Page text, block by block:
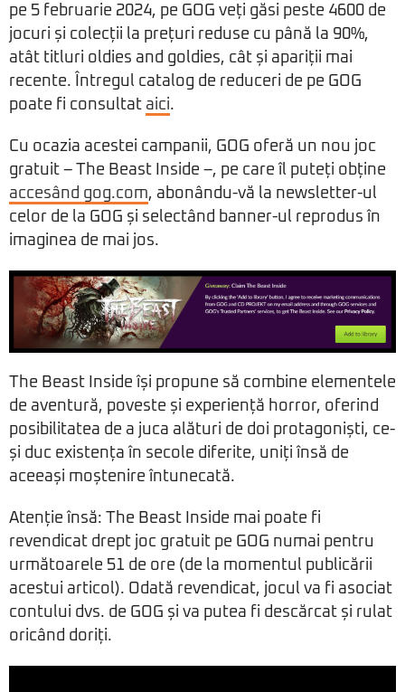
pe 5 februarie 2024, pe GOG veți găsi peste 4600 de
jocuri și colecții la prețuri reduse cu până la 90%,
atât titluri oldies and goldies, cât și apariții mai
recente. Întregul catalog de reduceri de pe GOG
poate fi consultat aici.
Cu ocazia acestei campanii, GOG oferă un nou joc
gratuit – The Beast Inside –, pe care îl puteți obține
accesând gog.com, abonându-vă la newsletter-ul
celor de la GOG și selectând banner-ul reprodus în
imaginea de mai jos.
The Beast Inside își propune să combine elementele
de aventură, poveste și experiență horror, oferind
posibilitatea de a juca alături de doi protagoniști, ce-
și duc existența în secole diferite, uniți însă de
aceeași moștenire întunecată.
Atenție însă: The Beast Inside mai poate fi
revendicat drept joc gratuit pe GOG numai pentru
următoarele 51 de ore (de la momentul publicării
acestui articol). Odată revendicat, jocul va fi asociat
contului dvs. de GOG și va putea fi descărcat și rulat
oricând doriți.